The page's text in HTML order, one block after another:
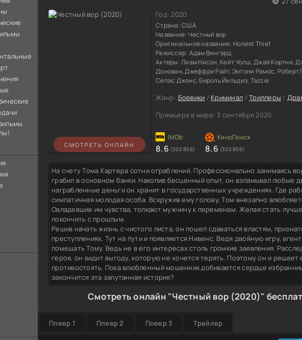
СМОТРЕТЬ ОНЛАЙН
Год:2020
Страна:США
Название: Честный вор
Оригинальное название: Honest Thief
Режиссер: Адам Вингард
Актеры:Лиам Нисон, Кейт Уолш, Джай Кортни,
Донован, Джеффри Райт, Энтони Рамос,
Сепас Джонс, Бироль Йильдиз, Tazzie
Жанр: Боевики / Криминал /Триллеры /
Премьера в мире: 3 сентября 2020
8.6 (302 856) 8.6 (302 856)
На счету Тома Картера сотни ограблений. Профессионально занимаясь
грабил в основном банки. Накопив бесценный опыт, он взламывал любые
награбленные деньги он хранит в государственных учреждениях. Где
симпатичная молодая особа. Вскружив ему голову, Том внезапно
Овладевшие им чувства, толкают мужчину к переменам. Желая стать
покончить с прошлым.
Решив начать жизнь с чистого листа, он пошел сдаваться властям,
преступлениях. Тут на пути и появляется Нивенс. Ведя двойную игру,
помешать Тому. Ведь не в его интересах столь громкие заявления.
героя, он видит выгоду, которую не хочется терять. Поэтому он и решает
противостоять. Пока влюбленный мошенник добивается сердце
закончится эта запутанная история?
Смотреть онлайн "Честный вор (2020)"
Плеер 1 Плеер 2 Плеер 3 Трейлер